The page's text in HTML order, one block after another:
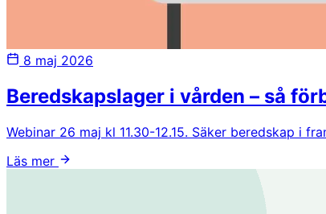
8 maj 2026
Beredskapslager i vården – så
Webinar 26 maj kl 11.30-12.15. Säker beredskap i
Läs mer